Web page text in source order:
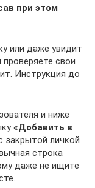
при этом
или даже увидит
свои
Инструкция до
и ниже
«Добавить в
закрытой личкой
строка
даже не ищите